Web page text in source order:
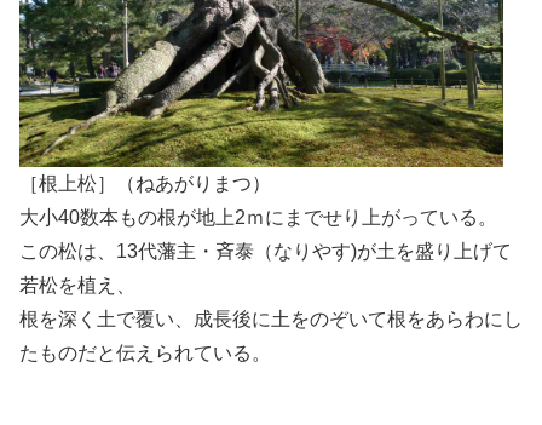
［根上松］（ねあがりまつ）
大小40数本もの根が地上2ｍにまでせり上がっている。
この松は、13代藩主・斉泰（なりやす)が土を盛り上げて
若松を植え、
根を深く土で覆い、成長後に土をのぞいて根をあらわにし
たものだと伝えられている。